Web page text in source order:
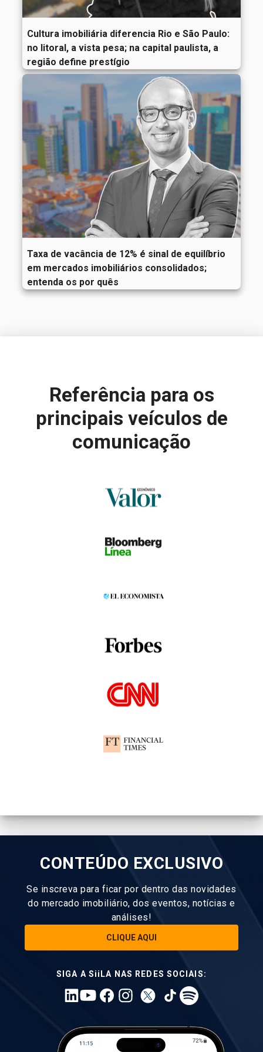
Cultura imobiliária diferencia Rio e São Paulo:
no litoral, a vista pesa; na capital paulista, a
região define prestígio
Taxa de vacância de 12% é sinal de equilíbrio
em mercados imobiliários consolidados;
entenda os por quês
Referência para os
principais veículos de
comunicação
CONTEÚDO EXCLUSIVO
Se inscreva para ficar por dentro das novidades
do mercado imobiliário, dos eventos, notícias e
análises!
CLIQUE AQUI
SIGA A SiiLA NAS REDES SOCIAIS: